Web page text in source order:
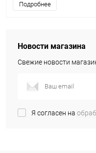
Подробнее
Новости магазина
Свежие новости
Я согласен на